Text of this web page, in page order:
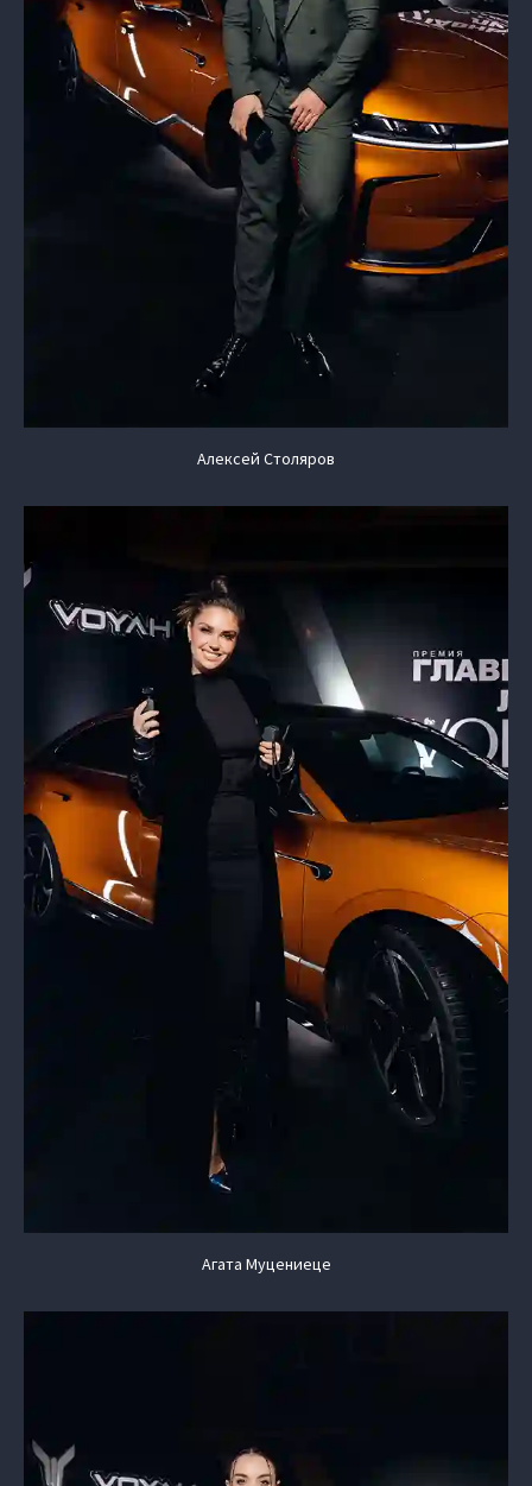
Алексей Столяров
Агата Муцениеце